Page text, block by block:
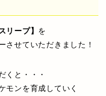
リープ】 を
させていただきました！
くと・・・
モンを育成していく